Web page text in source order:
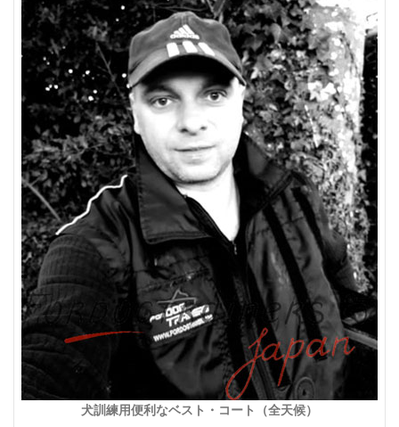
犬訓練用便利なベスト・コート（全天候）